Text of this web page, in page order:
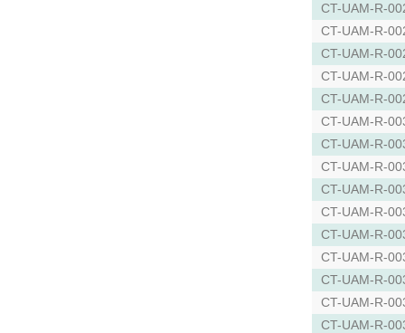
CT-UAM-R-
CT-UAM-R-
CT-UAM-R-
CT-UAM-R-
CT-UAM-R-
CT-UAM-R-
CT-UAM-R-
CT-UAM-R-
CT-UAM-R-
CT-UAM-R-
CT-UAM-R-
CT-UAM-R-
CT-UAM-R-
CT-UAM-R-
CT-UAM-R-